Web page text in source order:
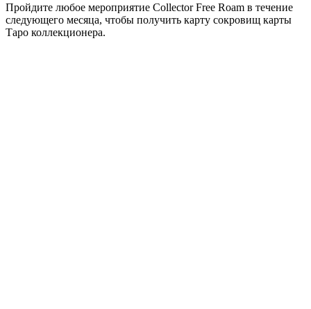
Пройдите любое мероприятие Collector Free Roam в течение
следующего месяца, чтобы получить карту сокровищ карты
Таро коллекционера.